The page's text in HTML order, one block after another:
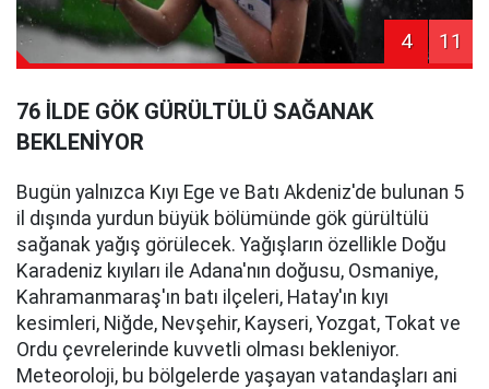
4 11
76 İLDE GÖK GÜRÜLTÜLÜ SAĞANAK
BEKLENİYOR
Bugün yalnızca Kıyı Ege ve Batı Akdeniz'de bulunan 5
il dışında yurdun büyük bölümünde gök gürültülü
sağanak yağış görülecek. Yağışların özellikle Doğu
Karadeniz kıyıları ile Adana'nın doğusu, Osmaniye,
Kahramanmaraş'ın batı ilçeleri, Hatay'ın kıyı
kesimleri, Niğde, Nevşehir, Kayseri, Yozgat, Tokat ve
Ordu çevrelerinde kuvvetli olması bekleniyor.
Meteoroloji, bu bölgelerde yaşayan vatandaşları ani